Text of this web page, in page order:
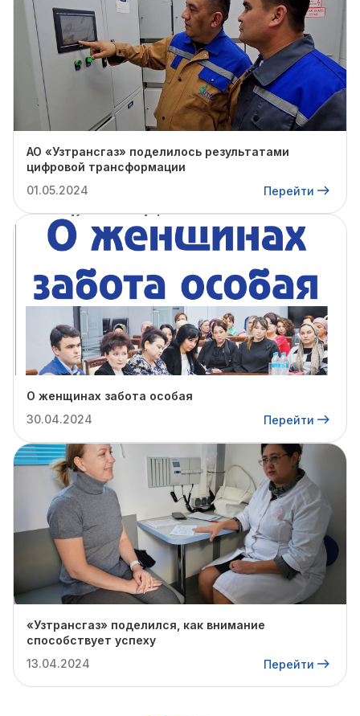
АО «Узтрансгаз» поделилось результатами
цифровой трансформации
01.05.2024
Перейти
О женщинах забота особая
30.04.2024
Перейти
«Узтрансгаз» поделился, как внимание
способствует успеху
13.04.2024
Перейти